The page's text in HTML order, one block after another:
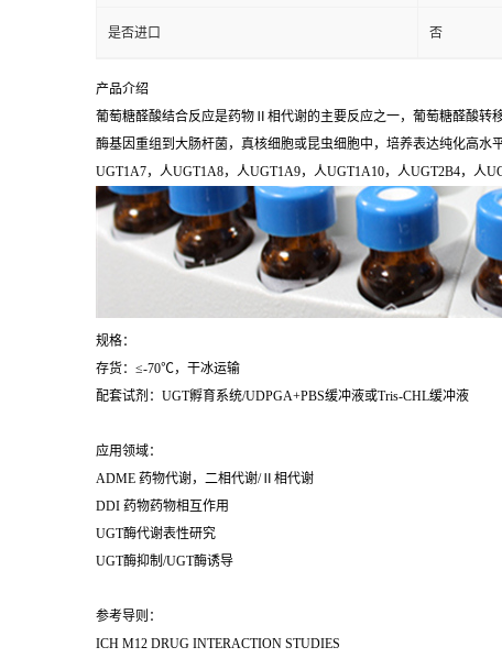
是否进口 否
产品介绍
葡萄糖醛酸结合反应是药物Ⅱ相代谢的主要反应之一，葡萄糖醛酸转
酶基因重组到大肠杆菌，真核细胞或昆虫细胞中，培养表达纯化高水
UGT1A7，人UGT1A8，人UGT1A9，人UGT1A10，人UGT2B4，人
规格：
存货：≤-70℃，干冰运输
配套试剂：UGT孵育系统/UDPGA+PBS缓冲液或Tris-CHL缓冲液
应用领域：
ADME 药物代谢，二相代谢/Ⅱ相代谢
DDI 药物药物相互作用
UGT酶代谢表性研究
UGT酶抑制/UGT酶诱导
参考导则：
ICH M12 DRUG INTERACTION STUDIES